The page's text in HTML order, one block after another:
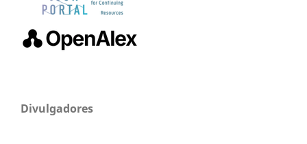
Divulgadores